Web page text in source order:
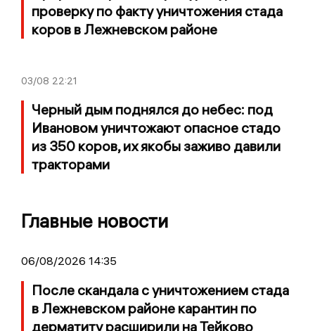
проверку по факту уничтожения стада
коров в Лежневском районе
03/08 22:21
Черный дым поднялся до небес: под
Ивановом уничтожают опасное стадо
из 350 коров, их якобы заживо давили
тракторами
Главные новости
06/08/2026 14:35
После скандала с уничтожением стада
в Лежневском районе карантин по
дерматиту расширили на Тейково